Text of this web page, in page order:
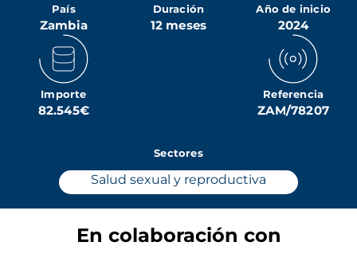
País
Zambia
Duración
12 meses
Año de inicio
2024
Importe
82.545€
Referencia
ZAM/78207
Sectores
Salud sexual y reproductiva
En colaboración con